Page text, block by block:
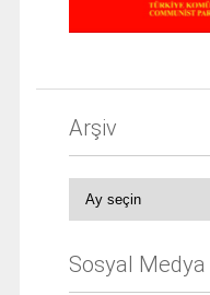
Arşiv
Sosyal Medya